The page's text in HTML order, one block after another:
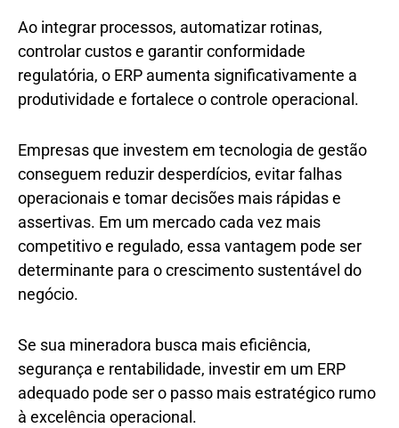
Ao integrar processos, automatizar rotinas,
controlar custos e garantir conformidade
regulatória, o ERP aumenta significativamente a
produtividade e fortalece o controle operacional.
Empresas que investem em tecnologia de gestão
conseguem reduzir desperdícios, evitar falhas
operacionais e tomar decisões mais rápidas e
assertivas. Em um mercado cada vez mais
competitivo e regulado, essa vantagem pode ser
determinante para o crescimento sustentável do
negócio.
Se sua mineradora busca mais eficiência,
segurança e rentabilidade, investir em um ERP
adequado pode ser o passo mais estratégico rumo
à excelência operacional.